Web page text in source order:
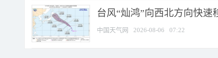
台风“灿鸿”向西北方向快
中国天气网 2026-08-06 07:22